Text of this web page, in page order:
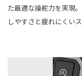
た最適な操舵力を実現
しやすさと疲れにくい